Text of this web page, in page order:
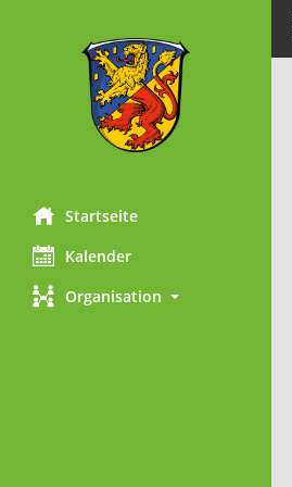
Startseite
Kalender
Organisation